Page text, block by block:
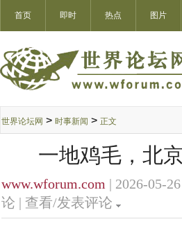
首页 即时 热点 图片
世界论坛网 > 时事新闻 > 正文
一地鸡毛，北
www.wforum.com | 2026-05-
论 | 查看/发表评论